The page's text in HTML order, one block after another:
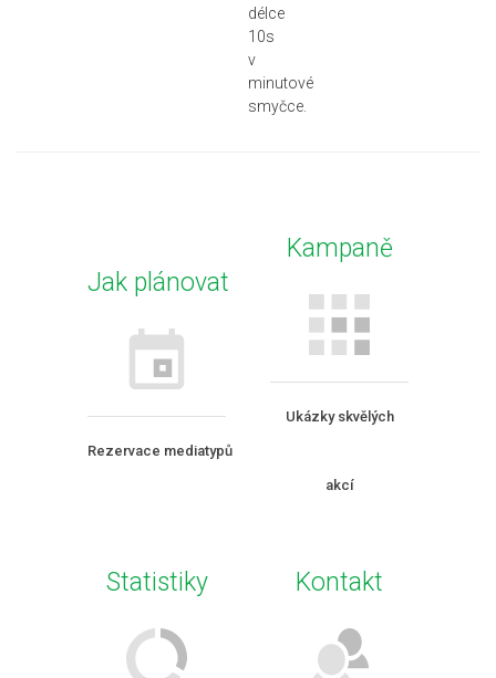
délce
10s
v
minutové
smyčce.
Jak plánovat
Rezervace mediatypů
Kampaně
Ukázky skvělých
akcí
Statistiky Kontakt